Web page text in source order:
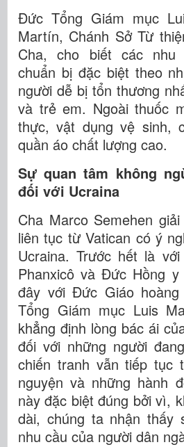
Đức Tổng Giám mục
Martín, Chánh Sở Từ
Cha, cho biết các nhu
chuẩn bị đặc biệt theo
người dễ bị tổn thương
và trẻ em. Ngoài thuốc
thực, vật dụng vệ sinh,
quần áo chất lượng cao.
Sự quan tâm không
đối với Ucraina
Cha Marco Semehen
liên tục từ Vatican có ý
Ucraina. Trước hết là
Phanxicô và Đức Hồng
đây với Đức Giáo
Tổng Giám mục Luis
khẳng định lòng bác ái
đối với những người
chiến tranh vẫn tiếp tục
nguyện và những hành
này đặc biệt đúng bởi vì,
dài, chúng ta nhận thấy
nhu cầu của người dân